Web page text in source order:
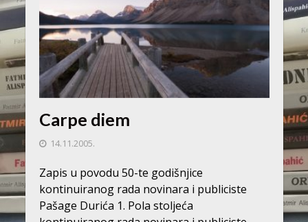
Carpe diem
14.11.2005.
Zapis u povodu 50-te godišnjice
kontinuiranog rada novinara i publiciste
Pašage Durića 1. Pola stoljeća